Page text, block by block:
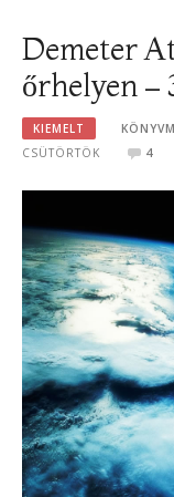
Demeter
őrhelyen –
KIEMELT
CSÜTÖRTÖK
4